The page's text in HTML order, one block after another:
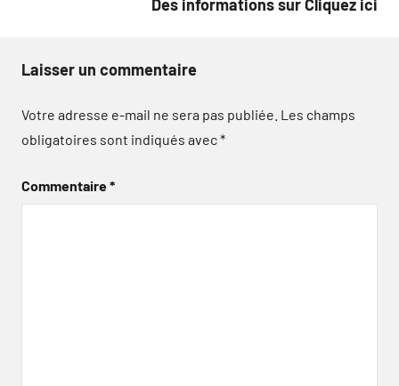
Des informations sur Cliquez ici
Laisser un commentaire
Votre adresse e-mail ne sera pas publiée. Les champs
obligatoires sont indiqués avec*
Commentaire*